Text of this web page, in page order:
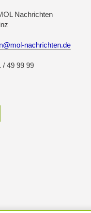
Nachrichten
nachrichten.de
/ 49 99 99